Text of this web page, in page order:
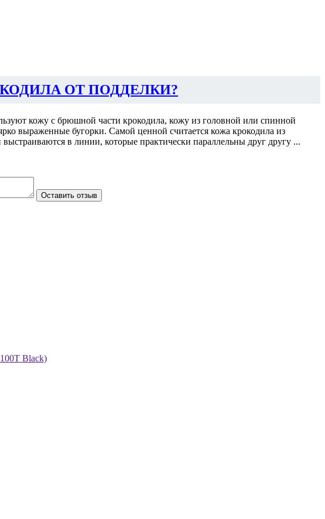
ОТ ПОДДЕЛКИ?
кожу с брюшной части крокодила, кожу из головной или спинной
выраженные бугорки. Самой ценной считается кожа крокодила из
в линии, которые практически параллельны друг другу ...
Оставить отзыв
Black)